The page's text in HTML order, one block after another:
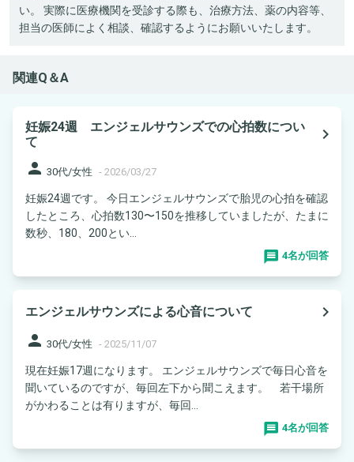
い。 実際に医療機関を受診する際も、治療方法、薬の内容等、
担当の医師によく相談、確認するようにお願いいたします。
関連Q＆A
妊娠24週 エンジェルサウンズでの心拍数につい
て
navigate_next
person 30代/女性 - 2026/03/27
妊娠24週です。 今日エンジェルサウンズで胎児の心拍を確認
したところ、心拍数130〜150を推移していましたが、たまに
数秒、180、200とい...
4名が回答
エンジェルサウンズによる心音について
navigate_next
person 30代/女性 - 2025/11/07
現在妊娠17週になります。 エンジェルサウンズで毎日心音を
聞いているのですが、毎回左下から聞こえます。 若干場所
がかわることは有りますが、毎回...
4名が回答